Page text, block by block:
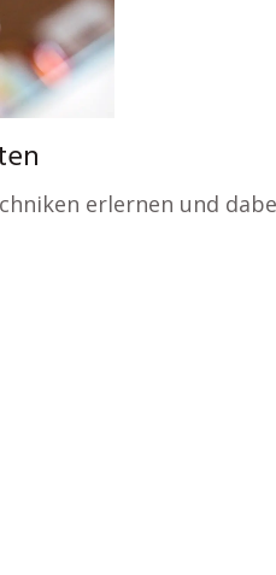
erlernen und